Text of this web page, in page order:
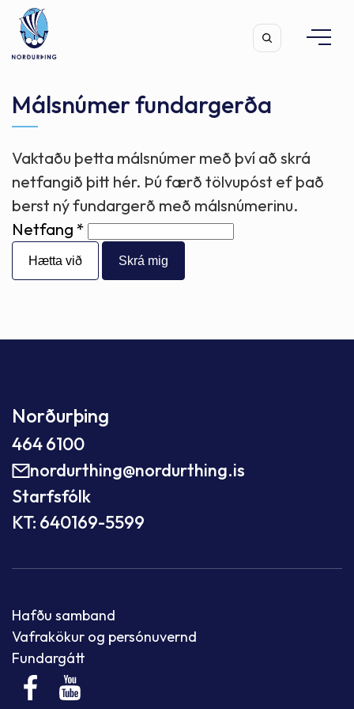
Leita
Málsnúmer fundargerða
Vaktaðu þetta málsnúmer með því að skrá
netfangið þitt hér. Þú færð tölvupóst ef það
berst ný fundargerð með málsnúmerinu.
Netfang
Hætta við
Norðurþing
464 6100
nordurthing@nordurthing.is
Starfsfólk
KT: 640169-5599
Hafðu samband
Vafrakökur og persónuvernd
Fundargátt